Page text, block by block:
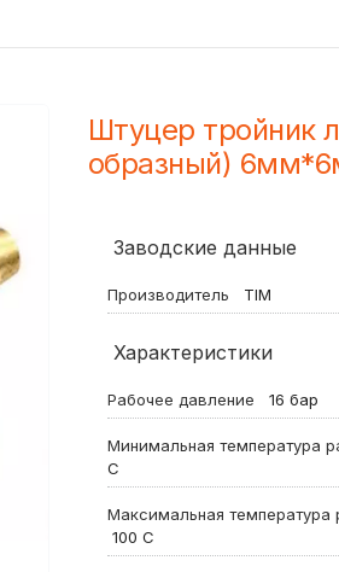
Штуцер тройник
образный)
Заводские данные
Производитель TIM
Характеристики
Рабочее давление 16 бар
Минимальная температура
С
Максимальная температура
100 С